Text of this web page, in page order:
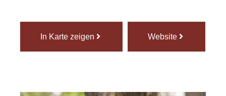
In Karte zeigen Website